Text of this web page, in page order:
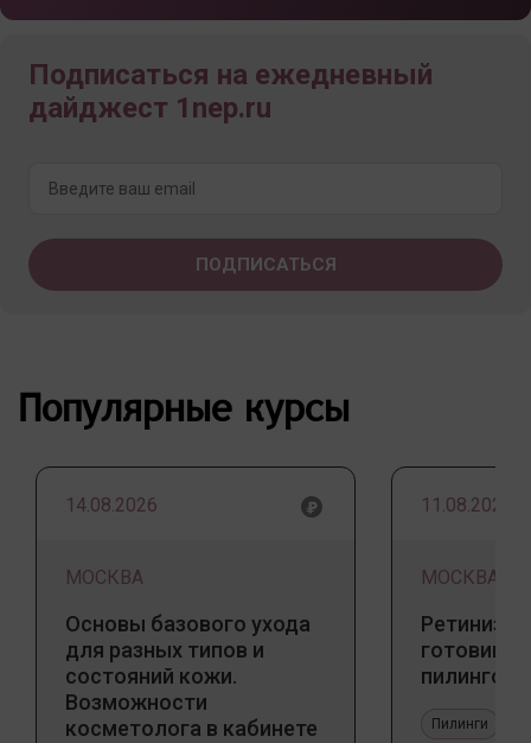
Подписаться на ежедневный
дайджест 1nep.ru
Популярные курсы
14.08.2026
МОСКВА
Основы базового ухода
для разных типов и
состояний кожи.
Возможности
косметолога в кабинете
11.08.2026
МОСКВА
готовим
пилингов
Пилинги